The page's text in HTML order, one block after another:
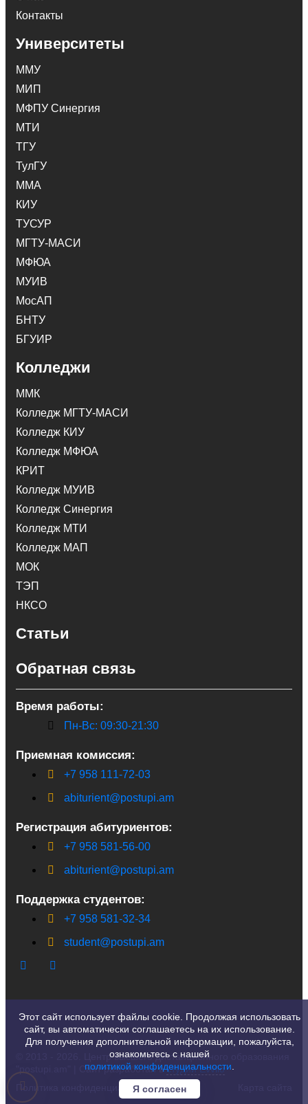
Контакты
Университеты
ММУ
МИП
МФПУ Синергия
МТИ
ТГУ
ТулГУ
ММА
КИУ
ТУСУР
МГТУ-МАСИ
МФЮА
МУИВ
МосАП
БНТУ
БГУИР
Колледжи
ММК
Колледж МГТУ-МАСИ
Колледж КИУ
Колледж МФЮА
КРИТ
Колледж МУИВ
Колледж Синергия
Колледж МТИ
Колледж МАП
МОК
ТЭП
НКСО
Статьи
Обратная связь
Время работы:
Пн-Вс: 09:30-21:30
Приемная комиссия:
+7 958 111-72-03
abiturient@postupi.am
Регистрация абитуриентов:
+7 958 581-56-00
abiturient@postupi.am
Поддержка студентов:
+7 958 581-32-34
student@postupi.am
© 2013 - 2026. Центр высшего дистанционного образования
"postupi.am" | Сайт разработан встудии Evvlio
Политика конфиденциальности
Этот сайт использует файлы cookie. Продолжая использовать
сайт, вы автоматически соглашаетесь на их использование.
Для получения дополнительной информации, пожалуйста,
ознакомьтесь с нашей
политикой конфиденциальности
Я согласен